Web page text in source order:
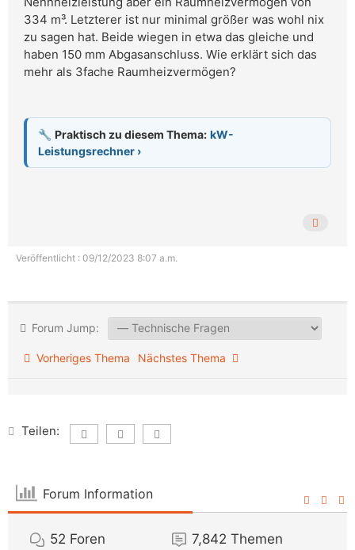
334 m³. Letzterer ist nur minimal größer was wohl nix
zu sagen hat. Beide wiegen in etwa das gleiche und
haben 150 mm Abgasanschluss. Wie erklärt sich das
mehr als 3fache Raumheizvermögen?
🔧 Praktisch zu diesem Thema: kW-
Leistungsrechner ›
Veröffentlicht : 09/12/2023 8:07 a.m.
Forum Jump:
Vorheriges Thema Nächstes Thema
Teilen:
Forum Information
52 Foren 7,842 Themen